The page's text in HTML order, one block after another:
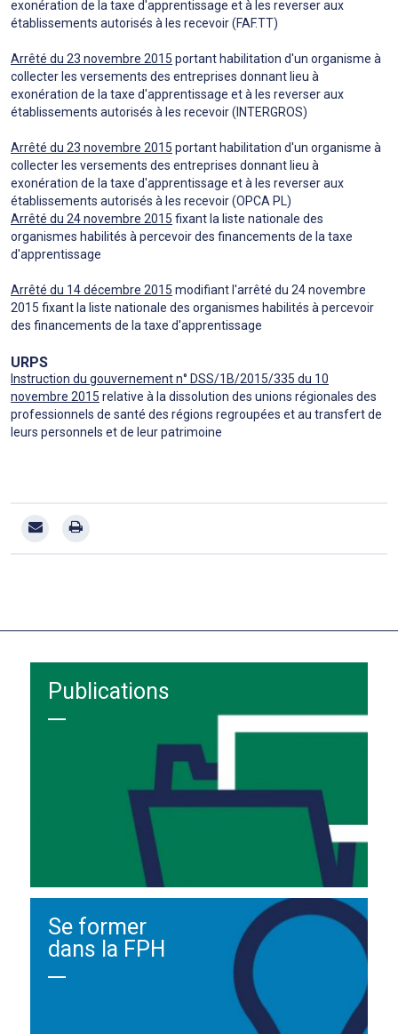
exonération de la taxe d'apprentissage et à les reverser aux
établissements autorisés à les recevoir (FAF.TT)
Arrêté du 23 novembre 2015 portant habilitation d'un organisme à
collecter les versements des entreprises donnant lieu à
exonération de la taxe d'apprentissage et à les reverser aux
établissements autorisés à les recevoir (INTERGROS)
Arrêté du 23 novembre 2015 portant habilitation d'un organisme à
collecter les versements des entreprises donnant lieu à
exonération de la taxe d'apprentissage et à les reverser aux
établissements autorisés à les recevoir (OPCA PL)
Arrêté du 24 novembre 2015 fixant la liste nationale des
organismes habilités à percevoir des financements de la taxe
d'apprentissage
Arrêté du 14 décembre 2015 modifiant l'arrêté du 24 novembre
2015 fixant la liste nationale des organismes habilités à percevoir
des financements de la taxe d'apprentissage
URPS
Instruction du gouvernement n° DSS/1B/2015/335 du 10
novembre 2015 relative à la dissolution des unions régionales des
professionnels de santé des régions regroupées et au transfert de
leurs personnels et de leur patrimoine
Publications
Se former
dans la FPH